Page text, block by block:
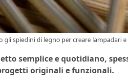
gli spiedini di legno per creare lampadari
semplice e quotidiano,
originali e funzionali.